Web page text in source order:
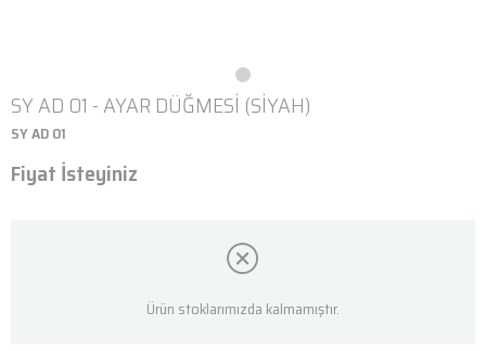
SY AD 01 - AYAR DÜĞMESİ (SİYAH)
SY AD 01
Fiyat İsteyiniz
Ürün stoklarımızda kalmamıştır.